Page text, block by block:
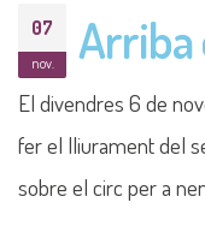
07
nov. Arriba
El divendres 6 de
fer el lliurament del
sobre el circ per a